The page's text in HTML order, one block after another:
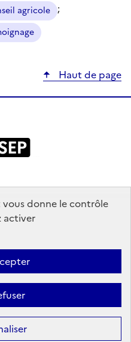
vous donne le contrôle
activer
agricole ;
Haut de page
détenue par des tiers,
souslicence etalab-2.0